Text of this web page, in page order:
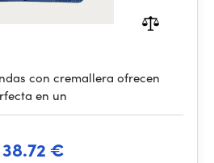
con cremallera ofrecen
en un
38.72 €